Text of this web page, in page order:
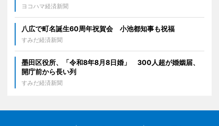
ヨコハマ経済新聞
八広で町名誕生60周年祝賀会 小池都知事も祝福
すみだ経済新聞
墨田区役所、「令和8年8月8日婚」 300人超が婚姻届、
開庁前から長い列
すみだ経済新聞